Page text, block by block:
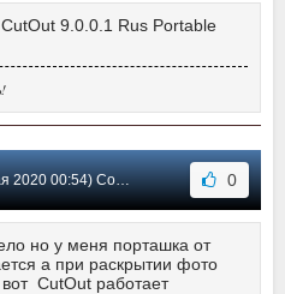
9.0.0.1 Rus Portable
00:54) Сообщение #23 0
но у меня порташка от
а при раскрытии фото
CutOut работает